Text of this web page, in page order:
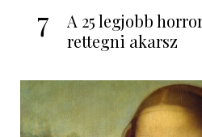
7
A 25 legjobb
rettegni akarsz